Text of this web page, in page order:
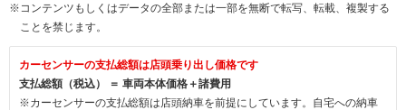
※コンテンツもしくはデータの全部または一部を無断で転写、転載、複製する
ことを禁じます。
カーセンサーの支払総額は店頭乗り出し価格です
支払総額（税込） ＝ 車両本体価格＋諸費用
※カーセンサーの支払総額は店頭納車を前提にしています。自宅への納車